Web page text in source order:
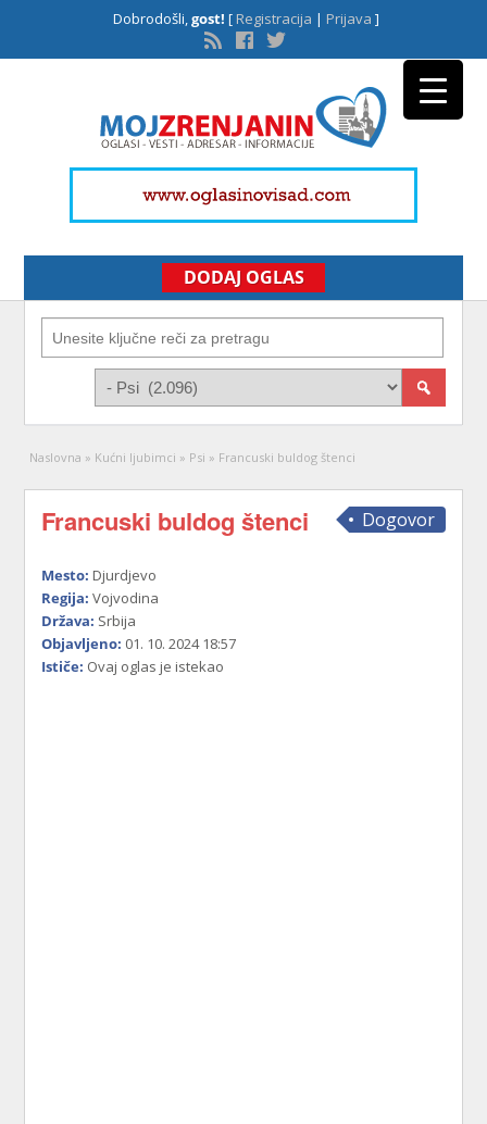
Dobrodošli,gost! [Registracija | Prijava ]
DODAJ OGLAS
Naslovna » Kućni ljubimci » Psi » Francuski buldog štenci
Dogovor
Francuski buldog štenci
Mesto: Djurdjevo
Regija: Vojvodina
Država: Srbija
Objavljeno: 01. 10. 2024 18:57
Ističe: Ovaj oglas je istekao